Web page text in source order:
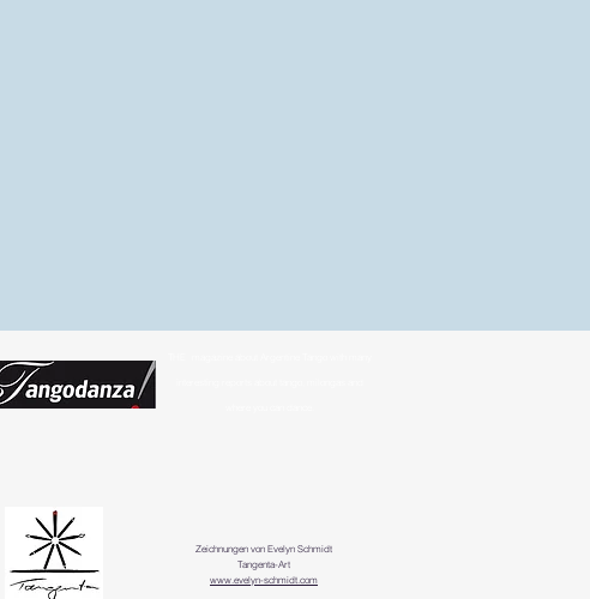
Zeichnungen von Evelyn Schmidt
Tangenta-Art
www.evelyn-schmidt.com